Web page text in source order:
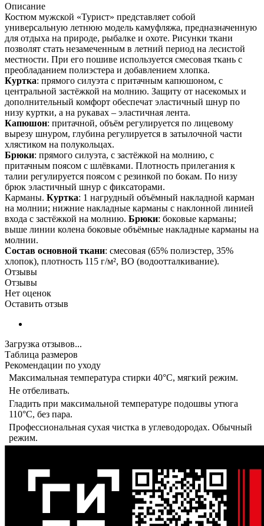
Описание
Костюм мужской «Турист» представляет собой
универсальную летнюю модель камуфляжа, предназначенную
для отдыха на природе, рыбалке и охоте. Рисунки ткани
позволят стать незамеченным в летний период на лесистой
местности. При его пошиве используется смесовая ткань с
преобладанием полиэстера и добавлением хлопка.
Куртка: прямого силуэта с притачным капюшоном, с
центральной застёжкой на молнию. Защиту от насекомых и
дополнительный комфорт обеспечат эластичный шнур по
низу куртки, а на рукавах – эластичная лента.
Капюшон: притачной, объём регулируется по лицевому
вырезу шнуром, глубина регулируется в затылочной части
хлястиком на полукольцах.
Брюки: прямого силуэта, с застёжкой на молнию, с
притачным поясом с шлёвками. Плотность прилегания к
талии регулируется поясом с резинкой по бокам. По низу
брюк эластичный шнур с фиксаторами.
Карманы. Куртка: 1 нагрудный объёмный накладной карман
на молнии; нижние накладные карманы с наклонной линией
входа с застёжкой на молнию. Брюки: боковые карманы;
выше линии колена боковые объёмные накладные карманы на
молнии.
Состав основной ткани: смесовая (65% полиэстер, 35%
хлопок), плотность 115 г/м², ВО (водоотталкивание).
Отзывы
Отзывы
Нет оценок
Оставить отзыв
Загрузка отзывов...
Таблица размеров
Рекомендации по уходу
Максимальная температура стирки 40°C, мягкий режим.
Не отбеливать.
Гладить при максимальной температуре подошвы утюга
110°C, без пара.
Профессиональная сухая чистка в углеводородах. Обычный
режим.